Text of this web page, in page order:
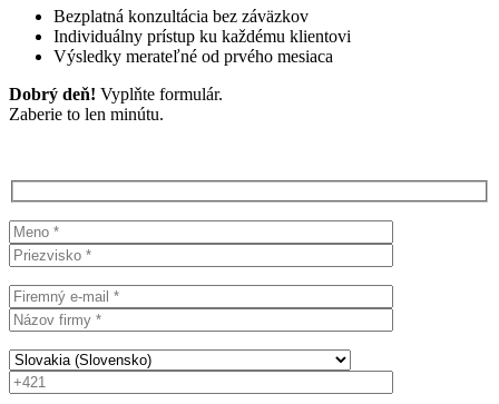
Bezplatná konzultácia bez záväzkov
Individuálny prístup ku každému klientovi
Výsledky merateľné od prvého mesiaca
Dobrý deň! Vyplňte formulár.
Zaberie to len minútu.